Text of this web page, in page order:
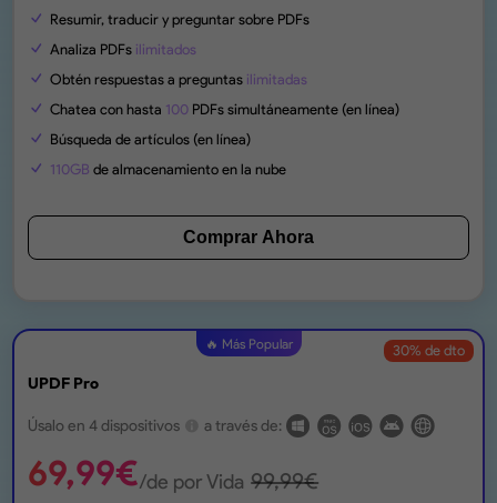
Resumir, traducir y preguntar sobre PDFs
Analiza PDFs ilimitados
Obtén respuestas a preguntas ilimitadas
Chatea con hasta 100 PDFs simultáneamente (en línea)
Búsqueda de artículos (en línea)
110GB de almacenamiento en la nube
Comprar Ahora
🔥 Más Popular
UPDF Pro
30% de dto
Úsalo en 4 dispositivos a través de:
69,99€/de por Vida 99,99€